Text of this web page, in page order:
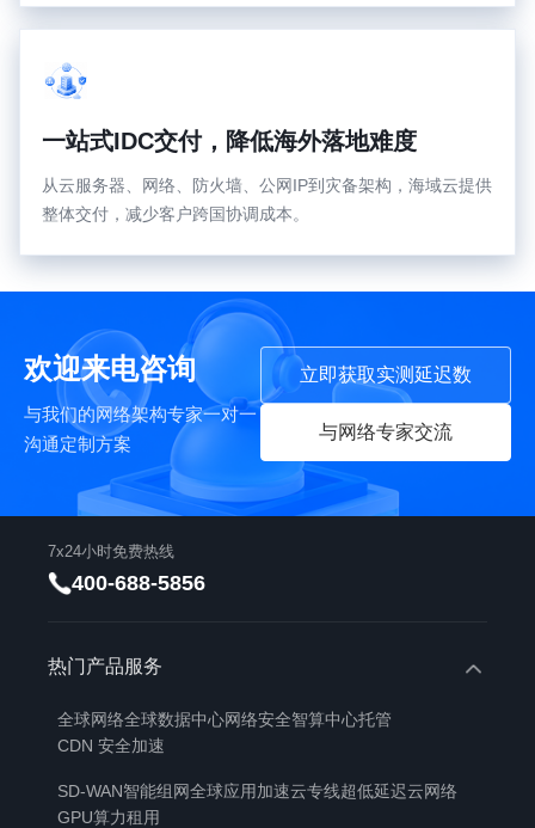
一站式IDC交付，降低海外落地难度
从云服务器、网络、防火墙、公网IP到灾备架构，海域云提供
整体交付，减少客户跨国协调成本。
欢迎来电咨询
与我们的网络架构专家一对一
沟通定制方案
立即获取实测延迟数
与网络专家交流
7x24小时免费热线
400-688-5856
热门产品服务
全球网络全球数据中心网络安全智算中心托管
CDN 安全加速
SD-WAN智能组网全球应用加速云专线超低延迟云网络
GPU算力租用